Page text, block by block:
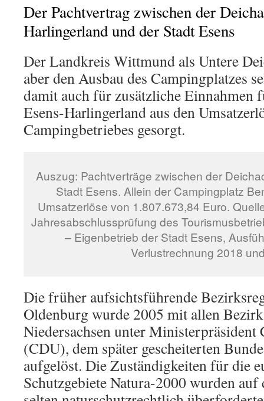
Der Pachtvertrag zwischen der
Harlingerland und der Stadt Esens
Der Landkreis Wittmund als Untere
aber den Ausbau des Campingplatzes
damit auch für zusätzliche Einnahmen
Esens-Harlingerland aus den
Campingbetriebes gesorgt.
Auszug: Pachtverträge zwischen der
Stadt Esens. Allein der Campingplatz
Umsatzerlöse von 1.807.673,84 Euro.
Jahresabschlussprüfung des
– Eigenbetrieb der Stadt Esens,
Verlustrechnung 2018
Die früher aufsichtsführende
Oldenburg wurde 2005 mit allen
Niedersachsen unter
(CDU), dem später gescheiterten
aufgelöst. Die Zuständigkeiten für die
Schutzgebiete Natura-2000 wurden